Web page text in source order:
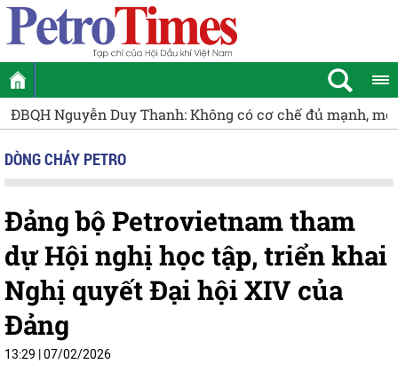
ĐBQH Nguyễn Duy Thanh: Không có cơ chế đủ mạnh,
DÒNG CHẢY PETRO
Đảng bộ Petrovietnam tham
dự Hội nghị học tập, triển khai
Nghị quyết Đại hội XIV của
Đảng
13:29 | 07/02/2026